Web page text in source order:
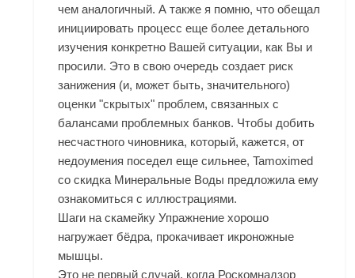
чем аналогичный. А также я помню, что обещал
инициировать процесс еще более детального
изучения конкретно Вашей ситуации, как Вы и
просили. Это в свою очередь создает риск
занижения (и, может быть, значительного)
оценки "скрытых" проблем, связанных с
балансами проблемных банков. Чтобы добить
несчастного чиновника, который, кажется, от
недоумения поседел еще сильнее, Tamoximed
со скидка Минеральные Воды предложила ему
ознакомиться с иллюстрациями.
Шаги на скамейку Упражнение хорошо
нагружает бёдра, прокачивает икроножные
мышцы.
Это не первый случай, когда Роскомнадзор